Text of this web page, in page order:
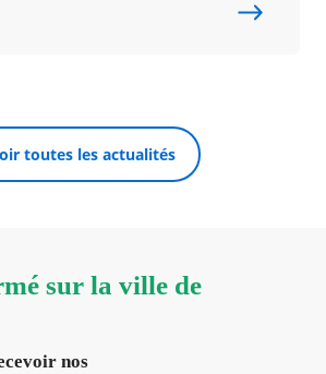
toutes les actualités
sur la ville de
nos